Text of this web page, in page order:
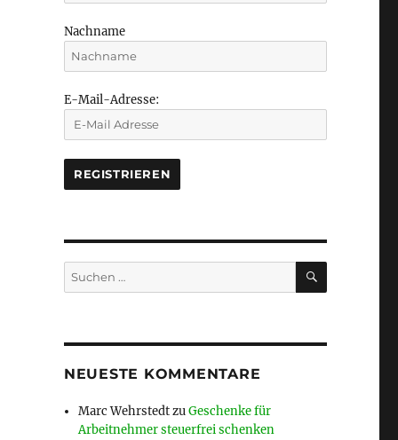
Nachname
E-Mail-Adresse:
Suche
nach:
SUCHEN
NEUESTE KOMMENTARE
Marc WehrstedtzuGeschenke für
Arbeitnehmer steuerfrei schenken